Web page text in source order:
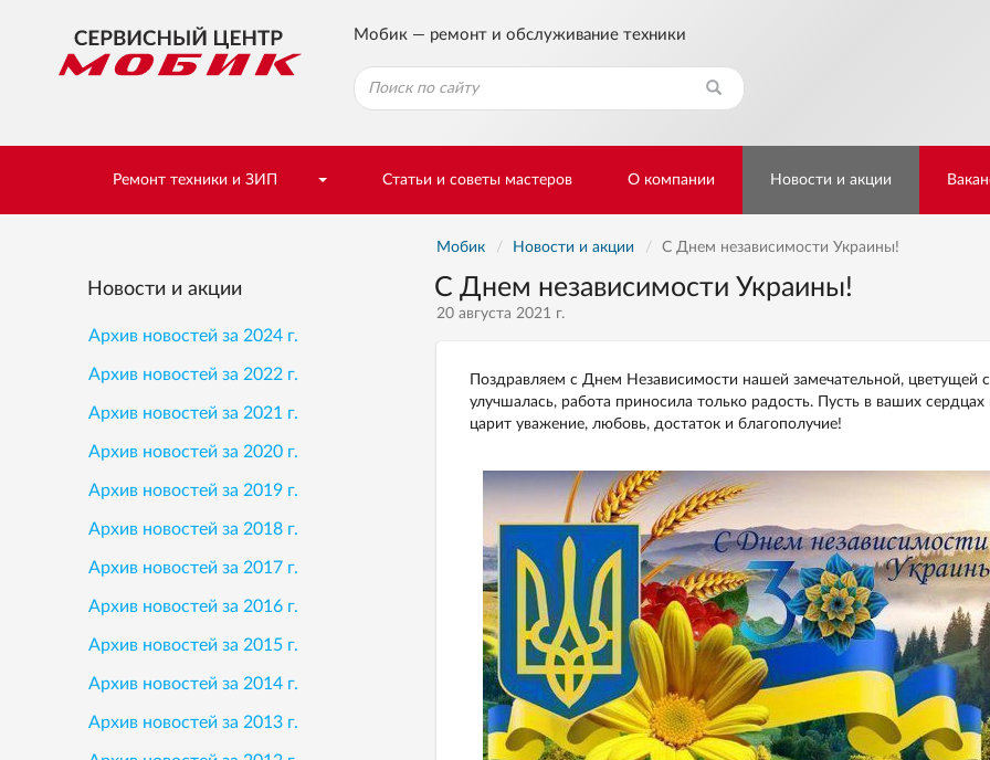
Мобик — ремонт и обслуживание техники
Ремонт техники и ЗИП Статьи и советы мастеров О компании Новости и акции
Мобик Новости и акции С Днем независимости Украины!
С Днем независимости Украины!
20 августа 2021 г.
Поздравляем с Днем Независимости нашей замечательной,
улучшалась, работа приносила только радость. Пусть в ваших
царит уважение, любовь, достаток и благополучие!
Новости и акции
Архив новостей за 2024 г.
Архив новостей за 2022 г.
Архив новостей за 2021 г.
Архив новостей за 2020 г.
Архив новостей за 2019 г.
Архив новостей за 2018 г.
Архив новостей за 2017 г.
Архив новостей за 2016 г.
Архив новостей за 2015 г.
Архив новостей за 2014 г.
Архив новостей за 2013 г.